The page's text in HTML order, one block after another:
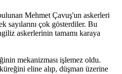
Mehmet Çavuş'un askerleri
sayılarını çok gösterdiler. Bu
askerlerinin tamamı karaya
mekanizması işlemez oldu.
eline alıp, düşman üzerine